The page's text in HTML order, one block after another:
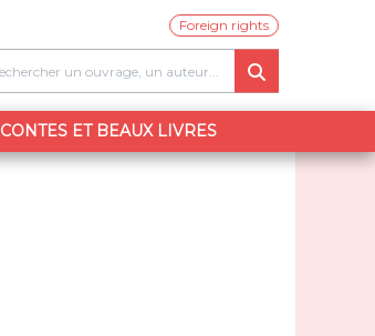
Foreign rights
CONTES ET BEAUX LIVRES